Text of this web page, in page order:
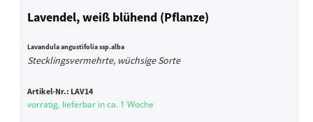
Lavendel, weiß blühend (Pflanze)
Lavandula angustifolia ssp.alba
Stecklingsvermehrte, wüchsige Sorte
Artikel-Nr.: LAV14
vorrätig, lieferbar in ca. 1 Woche